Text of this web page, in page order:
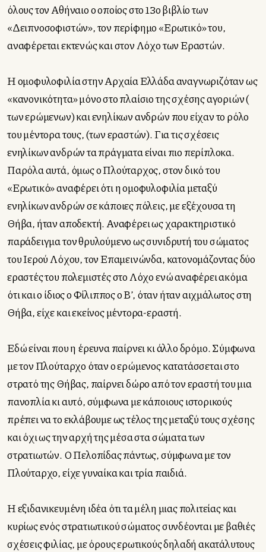
όλους τον Αθήναιο ο οποίος στο 13ο βιβλίο των
«Δειπνοσοφιστών», τον περίφημο «Ερωτικό» του,
αναφέρεται εκτενώς και στον Λόχο των Εραστών.
Η ομοφυλοφιλία στην Αρχαία Ελλάδα αναγνωριζόταν ως
«κανονικότητα» μόνο στο πλαίσιο της σχέσης αγοριών (
των ερώμενων) και ενηλίκων ανδρών που είχαν το ρόλο
του μέντορα τους, (των εραστών). Για τις σχέσεις
ενηλίκων ανδρών τα πράγματα είναι πιο περίπλοκα.
Παρόλα αυτά, όμως ο Πλούταρχος, στον δικό του
«Ερωτικό» αναφέρει ότι η ομοφυλοφιλία μεταξύ
ενηλίκων ανδρών σε κάποιες πόλεις, με εξέχουσα τη
Θήβα, ήταν αποδεκτή. Αναφέρει ως χαρακτηριστικό
παράδειγμα τον θρυλούμενο ως συνιδρυτή του σώματος
του Ιερού Λόχου, τον Επαμεινώνδα, κατονομάζοντας δύο
εραστές του πολεμιστές στο Λόχο ενώ αναφέρει ακόμα
ότι και ο ίδιος ο Φίλιππος ο Β’, όταν ήταν αιχμάλωτος στη
Θήβα, είχε και εκείνος μέντορα-εραστή.
Εδώ είναι που η έρευνα παίρνει κι άλλο δρόμο. Σύμφωνα
με τον Πλούταρχο όταν ο ερώμενος κατατάσσεται στο
στρατό της Θήβας, παίρνει δώρο από τον εραστή του μια
πανοπλία κι αυτό, σύμφωνα με κάποιους ιστορικούς
πρέπει να το εκλάβουμε ως τέλος της μεταξύ τους σχέσης
και όχι ως την αρχή της μέσα στα σώματα των
στρατιωτών. Ο Πελοπίδας πάντως, σύμφωνα με τον
Πλούταρχο, είχε γυναίκα και τρία παιδιά.
Η εξιδανικευμένη ιδέα ότι τα μέλη μιας πολιτείας και
κυρίως ενός στρατιωτικού σώματος συνδέονται με βαθιές
σχέσεις φιλίας, με όρους ερωτικούς δηλαδή ακατάλυτους